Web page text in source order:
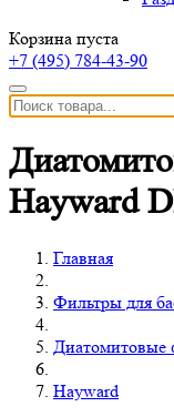
Корзина пуста
+7 (495) 784-43-90
Hayward
Главная
Фильтры для
Диатомитовые
Hayward